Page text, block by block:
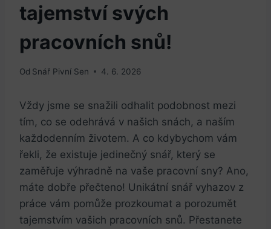
tajemství svých
pracovních snů!
Od Snář Pivní Sen 4. 6. 2026
Vždy jsme se snažili odhalit podobnost mezi
tím, co se ​odehrává v ⁢našich snách, a naším
každodenním životem. A co kdybychom vám
řekli, že existuje jedinečný snář, který se
zaměřuje výhradně ​na vaše pracovní sny? Ano,
máte dobře přečteno! Unikátní snář vyhazov z
práce vám pomůže prozkoumat a⁢ porozumět
tajemstvím vašich pracovních snů.‍ Přestanete